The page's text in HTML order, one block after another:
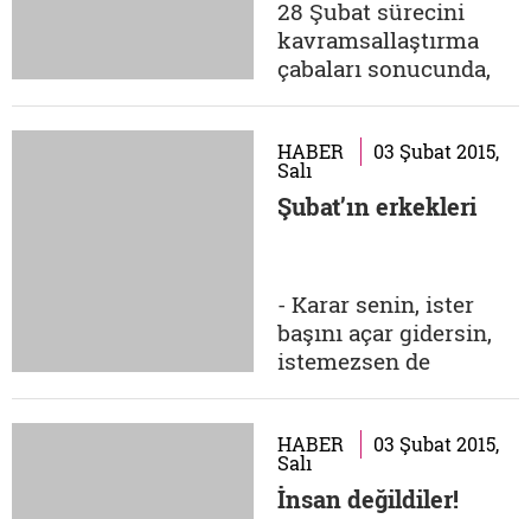
haline getiriyordu.
Birçoğu 90'larda,
emekliliklerine çok...
28 Şubat sürecini
kavramsallaştırma
çabaları sonucunda,
bir oksimoron
yerleşiverdi:
'Postmodern Darbe'.
darbeyi niteler şekilde
kullanılması, gerek
anlam bilim gerekse
başlı...
HABER 03 Şubat 2015,
Salı
Şubat’ın erkekleri
- Karar senin, ister
başını açar gidersin,
istemezsen de
ileride çalışma, ama
okula gitmek ve o
diplomayı almak
HABER 03 Şubat 2015,
Salı
İnsan değildiler!